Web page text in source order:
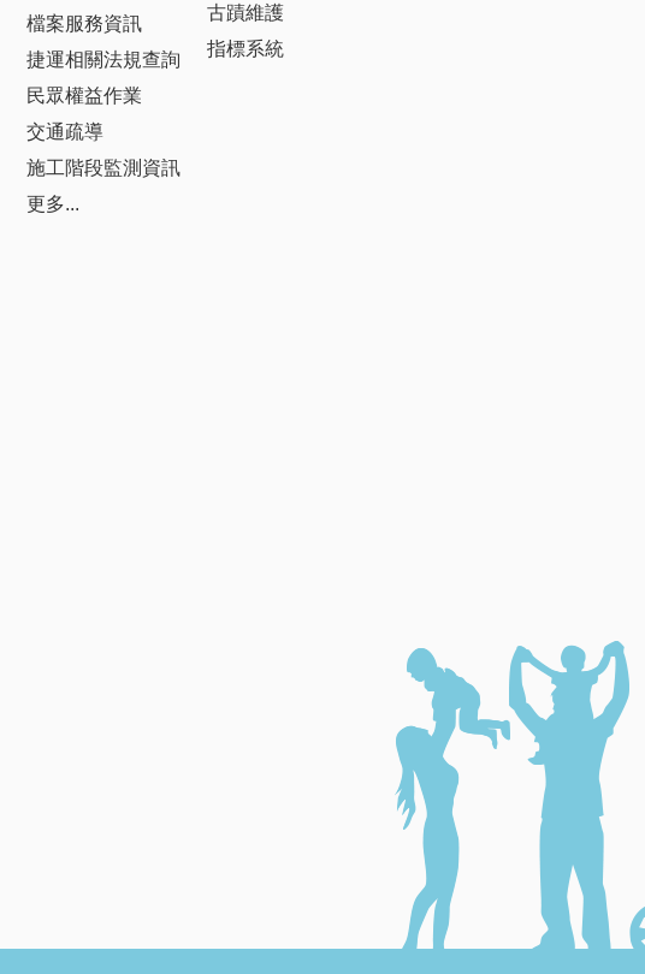
檔案服務資訊
捷運相關法規查詢
民眾權益作業
交通疏導
施工階段監測資訊
更多...
古蹟維護
指標系統